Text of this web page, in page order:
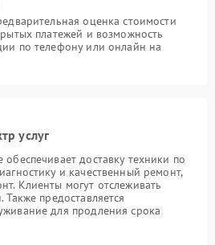
оценка стоимости
платежей и возможность
по телефону или онлайн на
услуг
доставку техники по
и качественный ремонт,
Клиенты могут отслеживать
предоставляется
для продления срока